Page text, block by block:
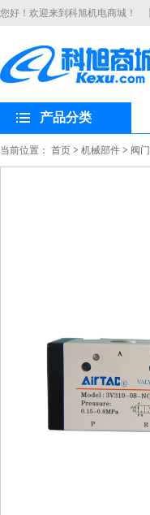
您好！欢迎来到科旭机电商城！
产品分类
当前位置： 首页 > 机械部件 > 阀门